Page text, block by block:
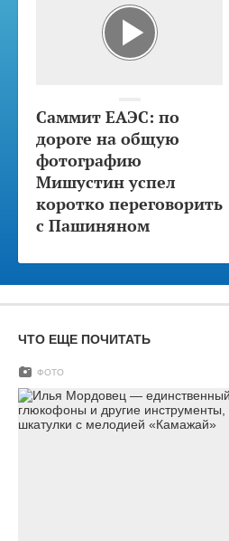
Саммит ЕАЭС: по
дороге на общую
фотографию
Мишустин успел
коротко переговорить
с Пашиняном
ЧТО ЕЩЕ ПОЧИТАТЬ
ФОТО